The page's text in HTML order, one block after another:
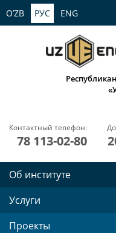
O’ZB РУС ENG
Контактный телефон:
78 113-02-80
Об институте
Услуги
Проекты